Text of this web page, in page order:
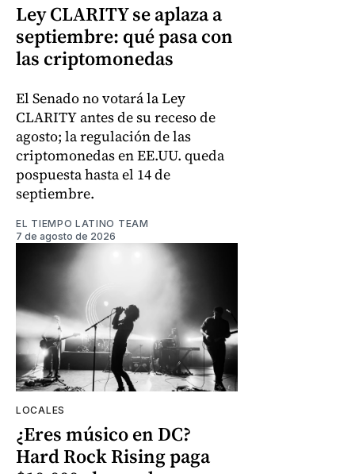
Ley CLARITY se aplaza a
septiembre: qué pasa con
las criptomonedas
El Senado no votará la Ley
CLARITY antes de su receso de
agosto; la regulación de las
criptomonedas en EE.UU. queda
pospuesta hasta el 14 de
septiembre.
EL TIEMPO LATINO TEAM
7 de agosto de 2026
LOCALES
¿Eres músico en DC?
Hard Rock Rising paga